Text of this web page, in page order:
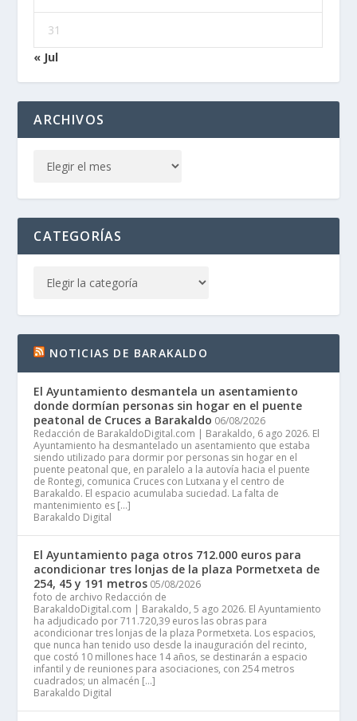
31
« Jul
ARCHIVOS
CATEGORÍAS
NOTICIAS DE BARAKALDO
El Ayuntamiento desmantela un asentamiento
donde dormían personas sin hogar en el puente
peatonal de Cruces a Barakaldo 06/08/2026
Redacción de BarakaldoDigital.com | Barakaldo, 6 ago 2026. El
Ayuntamiento ha desmantelado un asentamiento que estaba
siendo utilizado para dormir por personas sin hogar en el
puente peatonal que, en paralelo a la autovía hacia el puente
de Rontegi, comunica Cruces con Lutxana y el centro de
Barakaldo. El espacio acumulaba suciedad. La falta de
mantenimiento es […]
Barakaldo Digital
El Ayuntamiento paga otros 712.000 euros para
acondicionar tres lonjas de la plaza Pormetxeta de
254, 45 y 191 metros 05/08/2026
foto de archivo Redacción de
BarakaldoDigital.com | Barakaldo, 5 ago 2026. El Ayuntamiento
ha adjudicado por 711.720,39 euros las obras para
acondicionar tres lonjas de la plaza Pormetxeta. Los espacios,
que nunca han tenido uso desde la inauguración del recinto,
que costó 10 millones hace 14 años, se destinarán a espacio
infantil y de reuniones para asociaciones, con 254 metros
cuadrados; un almacén […]
Barakaldo Digital